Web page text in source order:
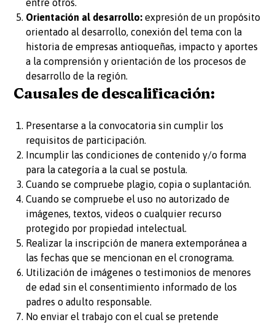
entre otros.
Orientación al desarrollo: expresión de un propósito
orientado al desarrollo, conexión del tema con la
historia de empresas antioqueñas, impacto y aportes
a la comprensión y orientación de los procesos de
desarrollo de la región.
Causales de descalificación:
Presentarse a la convocatoria sin cumplir los
requisitos de participación.
Incumplir las condiciones de contenido y/o forma
para la categoría a la cual se postula.
Cuando se compruebe plagio, copia o suplantación.
Cuando se compruebe el uso no autorizado de
imágenes, textos, videos o cualquier recurso
protegido por propiedad intelectual.
Realizar la inscripción de manera extemporánea a
las fechas que se mencionan en el cronograma.
Utilización de imágenes o testimonios de menores
de edad sin el consentimiento informado de los
padres o adulto responsable.
No enviar el trabajo con el cual se pretende